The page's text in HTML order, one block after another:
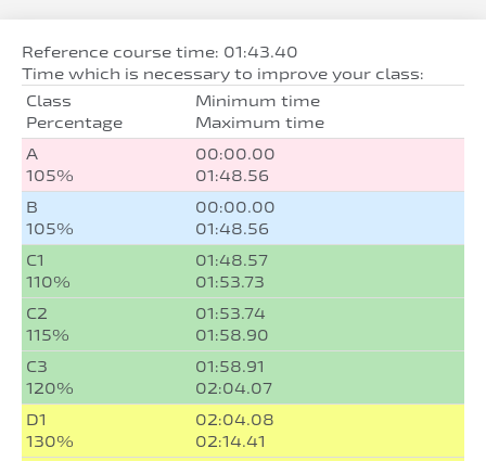
Reference course time: 01:43.40
Time which is necessary to improve your class:
Class
Percentage
Minimum time
Maximum time
A
105%
00:00.00
01:48.56
B
105%
00:00.00
01:48.56
C1
110%
01:48.57
01:53.73
C2
115%
01:53.74
01:58.90
C3
120%
01:58.91
02:04.07
D1
130%
02:04.08
02:14.41